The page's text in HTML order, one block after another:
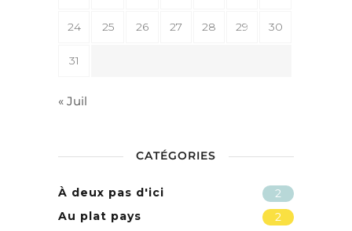
24 25 26 27 28 29 30
31
« Juil
CATÉGORIES
2
À deux pas d'ici
2
Au plat pays